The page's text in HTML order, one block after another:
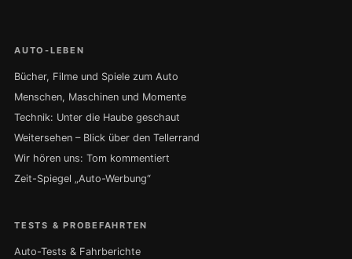
AUTO-LEBEN
Bücher, Filme und Spiele zum Auto
Menschen, Maschinen und Momente
Technik: Unter die Haube geschaut
Weitersehen – Blick über den Tellerrand
Wir hören uns: Tom kommentiert
Zeit-Spiegel „Auto-Werbung“
TESTS & PROBEFAHRTEN
Auto-Tests & Fahrberichte